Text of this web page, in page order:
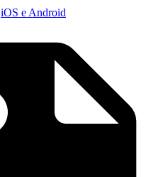
iOS e Android